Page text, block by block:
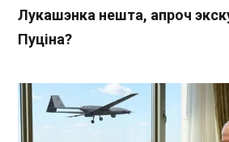
Лукашэнка нешта, апроч
Пуціна?